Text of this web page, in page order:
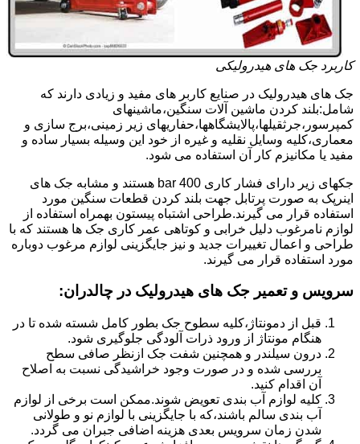
کاربرد جک های هیدرولیکی
جک های هیدرولیک در صنایع کاربر های مفید و زیادی دارند که
شامل:بلند کردن ماشین آلات سنگین،ماشینهای
کمپرسور،جرثقیلها،پالایشگاهها،حفاریهای زیر زمینی،برج سازی و
معماری،کلیه وسایل نقلیه و غیره از خود این وسیله بسیار ساده و
مفید یا مکانیزم کار آن استفاده می شود.
جکهای زیر دارای فشار کاری 400 bar هستند و مشابه جک های
اینرپک به صورت پرتابل جهت بلند کردن قطعات سنگین مورد
استفاده قرار می گیرند.طراحی اشتباه پیستون بهمراه استفاده از
لوازم نامرغوب دلیل خرابی و کوتاهی عمر کاری جک ها هستند که با
طراحی و اعمال تغییرات جدید و نیز جایگزینی لوازم مرغوب دوباره
مورد استفاده قرار می گیرند.
سرویس و تعمیر جک های هیدرولیک در چالدران:
قبل از دمونتاژ،کلیه سطوح جک بطور کامل شسته شده تا در
هنگام مونتاژ از ورود ذرات آلودگی جلوگیری شود.
درون سیلندر و همچنین شفت جک ازنظر صافی سطح
بررسی شده و در صورت وجود خراشیدگی نسبت به اصلاح
آن اقدام کنید.
کلیه لوازم آب بندی تعویض شوند.ممکن است برخی از لوازم
آب بندی سالم باشند،که با جایگزینی با لوازم نو و طولانی
شدن زمان سرویس بعدی هزینه اضافی جبران می گردد.